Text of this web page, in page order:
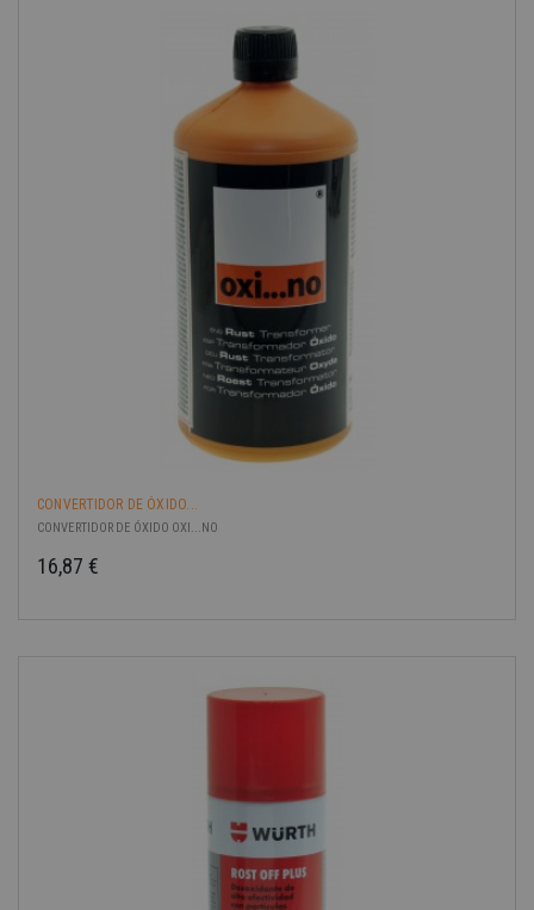
CONVERTIDOR DE ÓXIDO...
CONVERTIDOR DE ÓXIDO OXI...NO
16,87 €